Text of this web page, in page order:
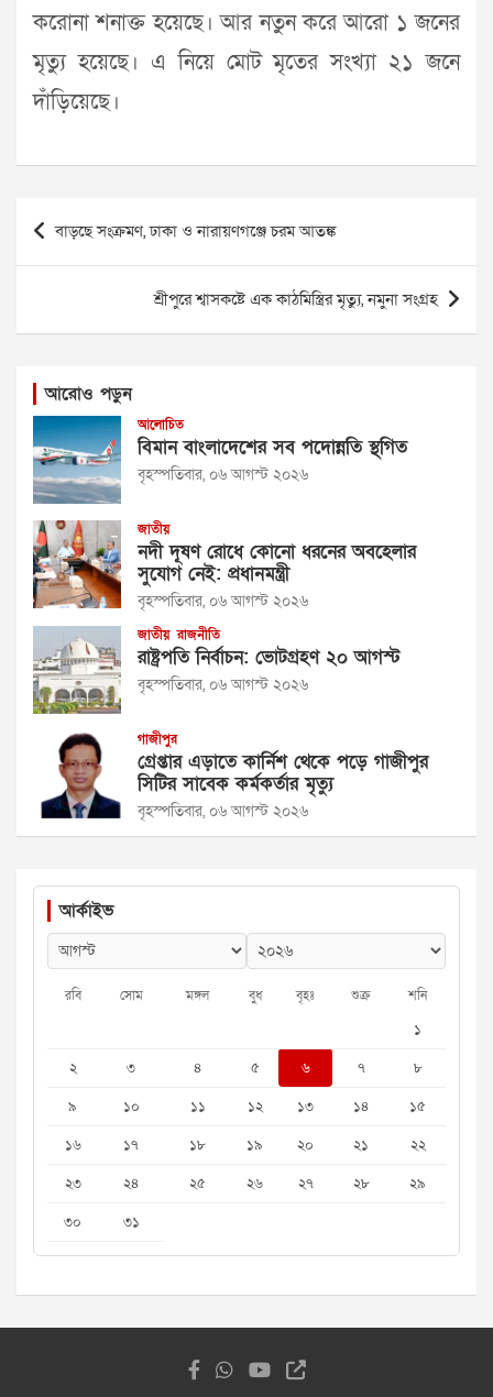
করোনা শনাক্ত হয়েছে। আর নতুন করে আরো ১ জনের
মৃত্যু হয়েছে। এ নিয়ে মোট মৃতের সংখ্যা ২১ জনে
দাঁড়িয়েছে।
Post
navigation
বাড়ছে সংক্রমণ, ঢাকা ও নারায়ণগঞ্জে চরম আতঙ্ক
শ্রীপুরে শ্বাসকষ্টে এক কাঠমিস্ত্রির মৃত্যু, নমুনা সংগ্রহ
আরোও পড়ুন
আলোচিত
বিমান বাংলাদেশের সব পদোন্নতি স্থগিত
বৃহস্পতিবার, ০৬ আগস্ট ২০২৬
জাতীয়
নদী দূষণ রোধে কোনো ধরনের অবহেলার
সুযোগ নেই: প্রধানমন্ত্রী
বৃহস্পতিবার, ০৬ আগস্ট ২০২৬
জাতীয় রাজনীতি
রাষ্ট্রপতি নির্বাচন: ভোটগ্রহণ ২০ আগস্ট
বৃহস্পতিবার, ০৬ আগস্ট ২০২৬
গাজীপুর
গ্রেপ্তার এড়াতে কার্নিশ থেকে পড়ে গাজীপুর
সিটির সাবেক কর্মকর্তার মৃত্যু
বৃহস্পতিবার, ০৬ আগস্ট ২০২৬
আর্কাইভ
রবি সোম মঙ্গল বুধ বৃহঃ শুক্র শনি
১
২
৩ ৪ ৫ ৬ ৭
৮
৯
১০ ১১ ১২ ১৩ ১৪
১৫
১৬
১৭ ১৮ ১৯ ২০ ২১
২২
২৩
২৪ ২৫ ২৬ ২৭ ২৮
২৯
৩০
৩১